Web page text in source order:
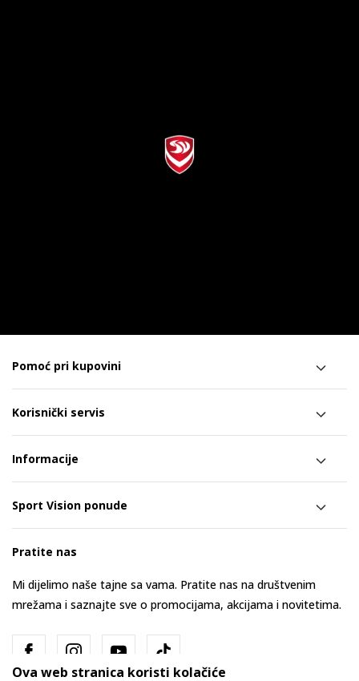
Pomoć pri kupovini
Korisnički servis
Informacije
Sport Vision ponude
Pratite nas
Mi dijelimo naše tajne sa vama. Pratite nas na društvenim
mrežama i saznajte sve o promocijama, akcijama i novitetima.
Ova web stranica koristi kolačiće